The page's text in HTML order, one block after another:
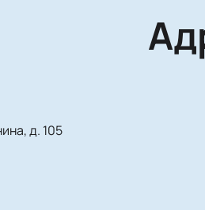
д. 105